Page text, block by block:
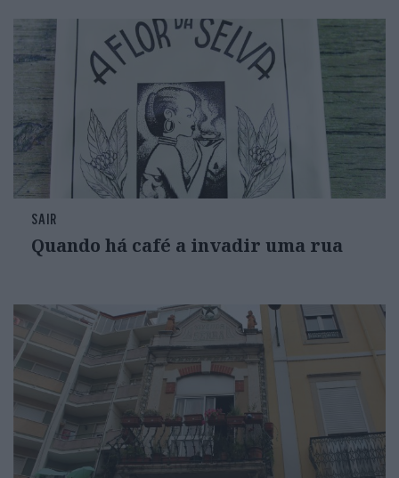
SAIR
Quando há café a invadir uma rua